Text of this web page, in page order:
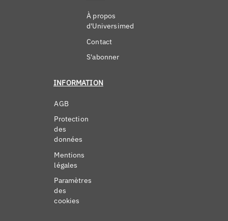
À propos
d'Universimed
Contact
S'abonner
INFORMATION
AGB
Protection
des
données
Mentions
légales
Paramètres
des
cookies